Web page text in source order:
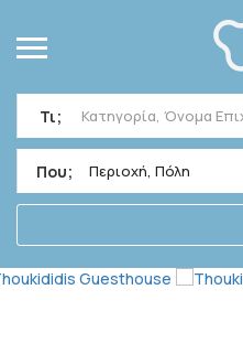
Τι;
Που; Περιοχή, Πόλη